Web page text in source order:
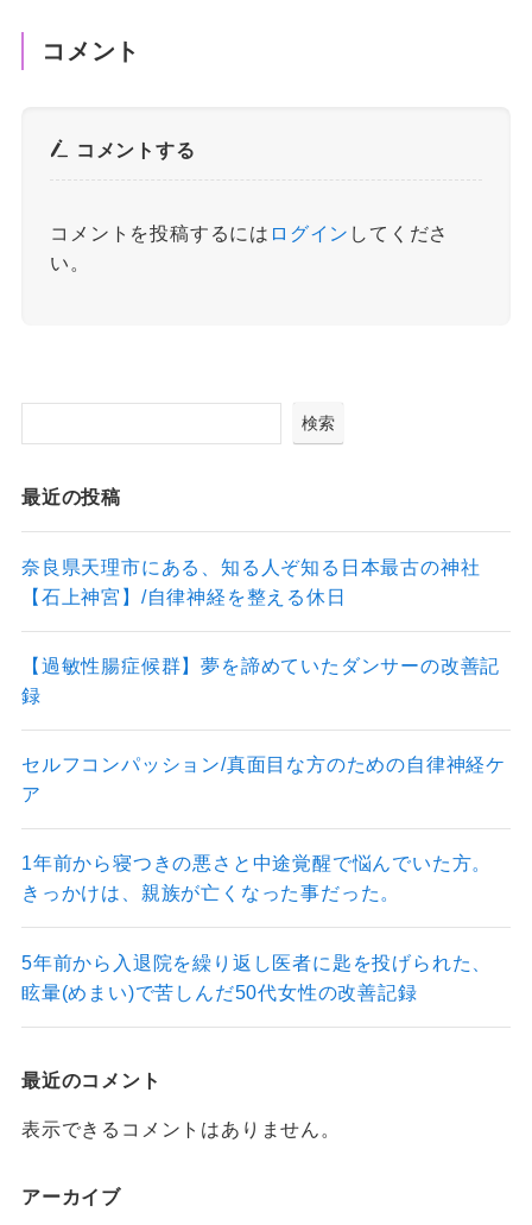
コメント
コメントする
コメントを投稿するには ログイン してくださ
い。
検索
最近の投稿
奈良県天理市にある、知る人ぞ知る日本最古の神社
【石上神宮】/自律神経を整える休日
【過敏性腸症候群】夢を諦めていたダンサーの改善記
録
セルフコンパッション/真面目な方のための自律神経ケ
ア
1年前から寝つきの悪さと中途覚醒で悩んでいた方。
きっかけは、親族が亡くなった事だった。
5年前から入退院を繰り返し医者に匙を投げられた、
眩暈(めまい)で苦しんだ50代女性の改善記録
最近のコメント
表示できるコメントはありません。
アーカイブ